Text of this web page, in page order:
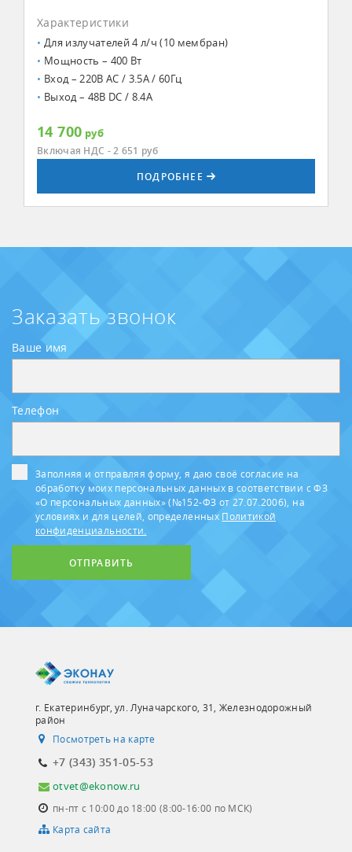
Характеристики
Для излучателей 4 л/ч (10 мембран)
Мощность – 400 Вт
Вход – 220В AC / 3.5А / 60Гц
Выход – 48В DC / 8.4А
14 700 руб
Включая НДС - 2 651 руб
ПОДРОБНЕЕ
Заказать звонок
Ваше имя
Телефон
Заполняя и отправляя форму, я даю своё согласие на
обработку моих персональных данных в соответствии с ФЗ
«О персональных данных» (№152-ФЗ от 27.07.2006), на
условиях и для целей, определенных Политикой
конфиденциальности.
ОТПРАВИТЬ
г. Екатеринбург, ул. Луначарского, 31, Железнодорожный
район
Посмотреть на карте
+7 (343) 351-05-53
otvet@ekonow.ru
пн-пт с 10:00 до 18:00 (8:00-16:00 по МСК)
Карта сайта